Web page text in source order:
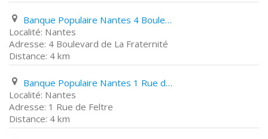
Banque Populaire Nantes 4 Boulevard de La Fraternité
Nantes
4 Boulevard de La Fraternité
4 km
Banque Populaire Nantes 1 Rue de Feltre
Nantes
1 Rue de Feltre
4 km